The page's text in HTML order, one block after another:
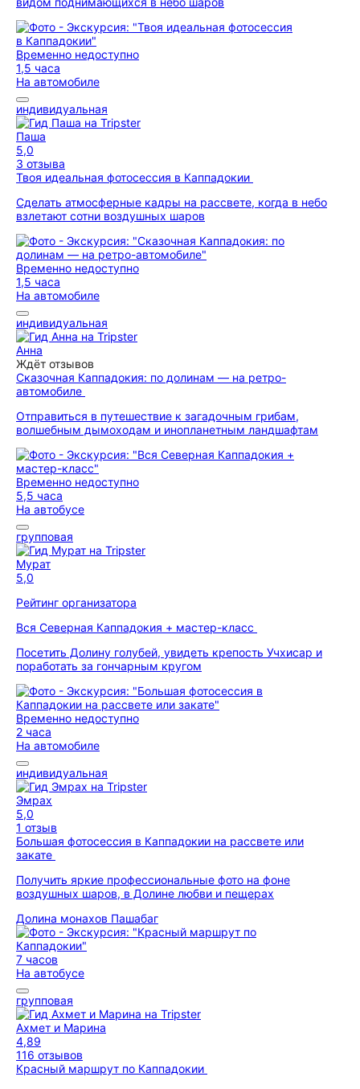
Временно недоступно
1,5 часа
На автомобиле
индивидуальная
Паша
5,0
3 отзыва
Твоя идеальная фотосессия в Каппадокии
Сделать атмосферные кадры на рассвете, когда в небо
взлетают сотни воздушных шаров
Временно недоступно
1,5 часа
На автомобиле
индивидуальная
Анна
Ждёт отзывов
Сказочная Каппадокия: по долинам — на ретро-
автомобиле
Отправиться в путешествие к загадочным грибам,
волшебным дымоходам и инопланетным ландшафтам
Временно недоступно
5,5 часа
На автобусе
групповая
Мурат
5,0
Рейтинг организатора
Вся Северная Каппадокия + мастер-класс
Посетить Долину голубей, увидеть крепость Учхисар и
поработать за гончарным кругом
Временно недоступно
2 часа
На автомобиле
индивидуальная
Эмрах
5,0
1 отзыв
Большая фотосессия в Каппадокии на рассвете или
закате
Получить яркие профессиональные фото на фоне
воздушных шаров, в Долине любви и пещерах
Долина монахов Пашабаг
7 часов
На автобусе
групповая
Ахмет и Марина
4,89
116 отзывов
Красный маршрут по Каппадокии